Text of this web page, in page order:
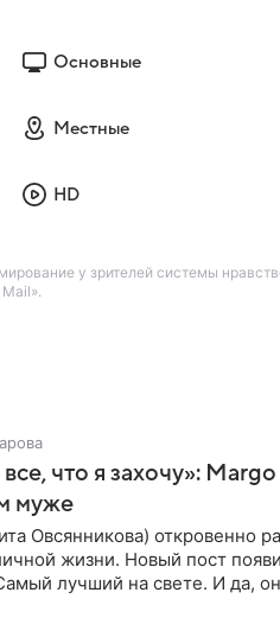
Основные
Местные
HD
у зрителей системы
что я захочу»:
муже
Овсянникова) откровенно
жизни. Новый пост
лучший на свете. И да,